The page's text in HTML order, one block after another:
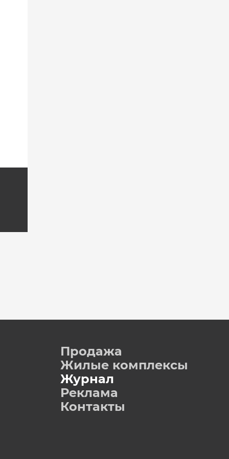
Продажа
Жилые комплексы
Журнал
Реклама
Контакты